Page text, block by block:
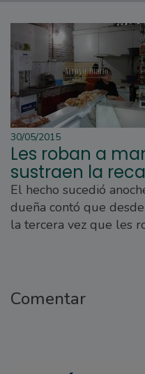
30/05/2015
Les roban a
sustraen la
El hecho sucedió
dueña contó que
la tercera vez que les
Comentar